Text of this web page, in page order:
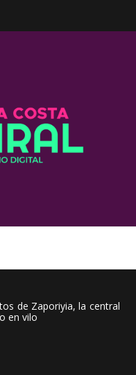
Viral
de Zaporiyia, la central
en vilo